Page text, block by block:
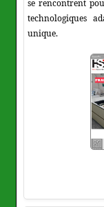
se rencontrent
technologiques
unique.